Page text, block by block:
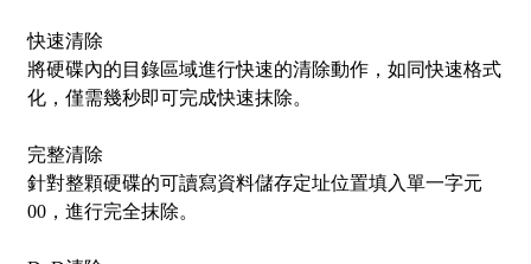
快速清除
將硬碟內的目錄區域進行快速的清除動作，如同快速格式
化，僅需幾秒即可完成快速抹除。
完整清除
針對整顆硬碟的可讀寫資料儲存定址位置填入單一字元
00，進行完全抹除。